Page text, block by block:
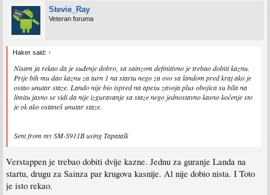
Stevie_Ray
Veteran foruma
Haker said: ↑
Nisam ja rekao da je suđenje dobro, sa sainzom definitivno je trebao dobiti kaznu.
Prije bih mu dao kaznu za turn 1 na startu nego za ovo sa landom pred kraj ako je
ostao unutar staze. Lando nije bio ispred na apexu zavoja plus obojica su bila na
limitu jasno se vidi da nije izguravanje sa staze nego jednostavno kasno kočenje sto
je ok ako ostaneš unutar staze.
Sent from my SM-S911B using Tapatalk
Verstappen je trebao dobiti dvije kazne. Jednu za guranje Landa na
startu, drugu za Sainza par krugova kasnije. Al nije dobio nista. I Toto
je isto rekao.